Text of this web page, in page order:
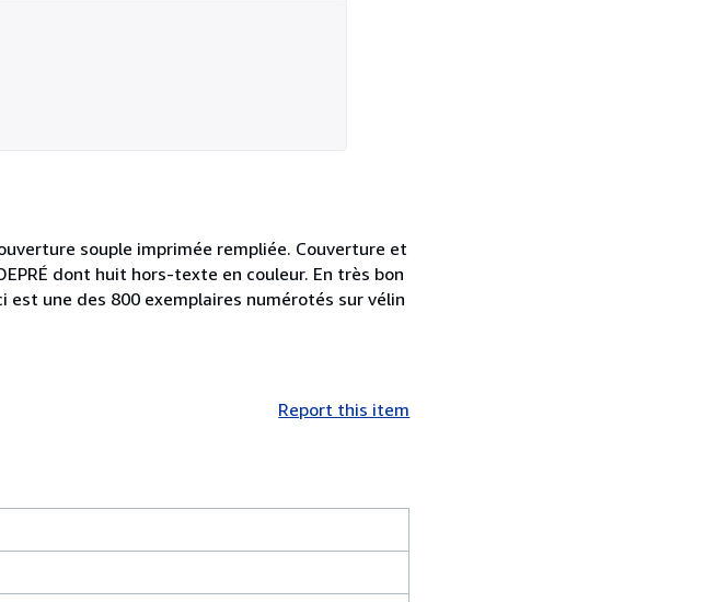
souple imprimée rempliée. Couverture et
dont huit hors-texte en couleur. En très bon
est une des 800 exemplaires numérotés sur vélin
Report this item